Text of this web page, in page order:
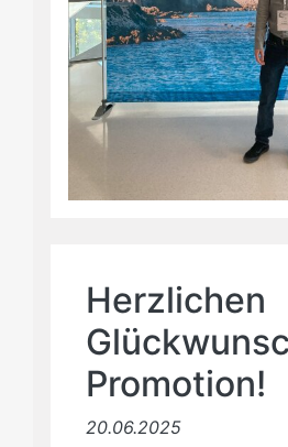
Herzlichen
Promotion!
20.06.2025